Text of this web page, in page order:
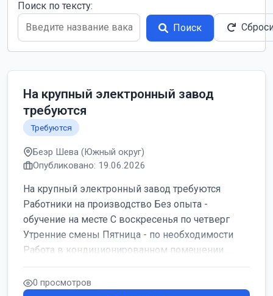
Поиск по тексту:
Поиск
На крупный электронный завод
требуются
Требуются
Беэр Шева (Южный округ)
Опубликовано: 19.06.2026
На крупный электронный завод требуются
Работники на производство Без опыта -
обучение на месте С воскресенья по четверг
Утренние смены Пятница - по необходимости
Работа в кондиционированном помещении ...
0 просмотров